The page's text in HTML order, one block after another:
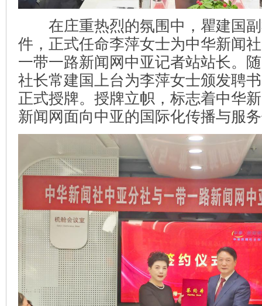
在庄重热烈的氛围中，瞿建国副
件，正式任命李萍女士为中华新闻
一带一路新闻网中亚记者站站长。
社长常建国上台为李萍女士颁发聘
正式授牌。授牌立帜，标志着中华
新闻网面向中亚的国际化传播与服